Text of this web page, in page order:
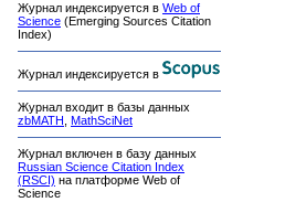
Журнал индексируется в Web of
Science (Emerging Sources Citation
Index)
Журнал индексируется в
Журнал входит в базы данных
zbMATH
MathSciNet
Журнал включен в базу данных
Russian Science Citation Index
(RSCI) на платформе Web of
Science